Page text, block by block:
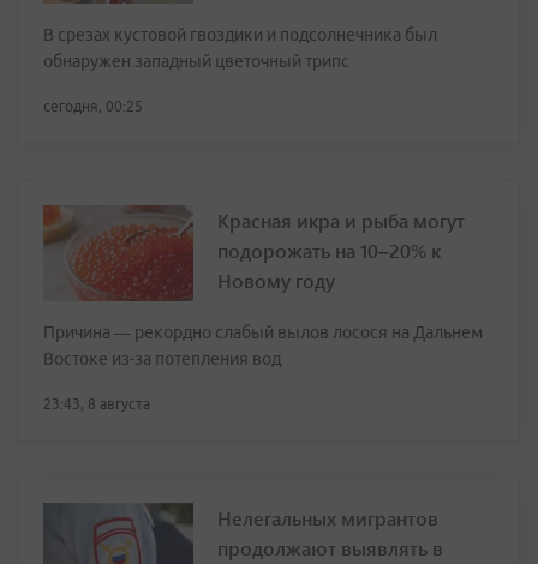
В срезах кустовой гвоздики и подсолнечника был
обнаружен западный цветочный трипс
сегодня, 00:25
Красная икра и рыба могут
подорожать на 10–20% к
Новому году
Причина — рекордно слабый вылов лосося на Дальнем
Востоке из-за потепления вод
23:43, 8 августа
Нелегальных мигрантов
продолжают выявлять в